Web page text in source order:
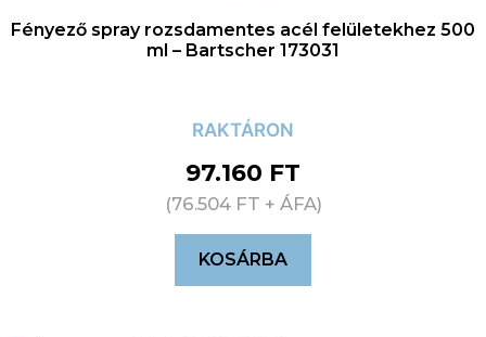
Fényező spray rozsdamentes acél felületekhez 500
ml – Bartscher 173031
RAKTÁRON
97.160 FT
(76.504 FT + ÁFA)
KOSÁRBA